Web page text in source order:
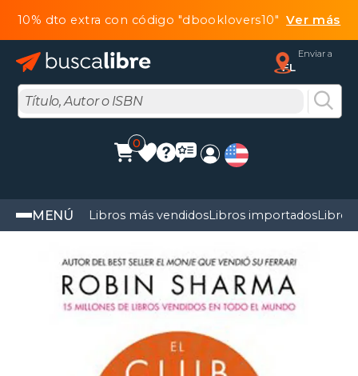
10% dto extra con código "dbooklovers10"Ver más
Enviar a
FL
0
MENÚ Libros más vendidosLibros importadosLibros